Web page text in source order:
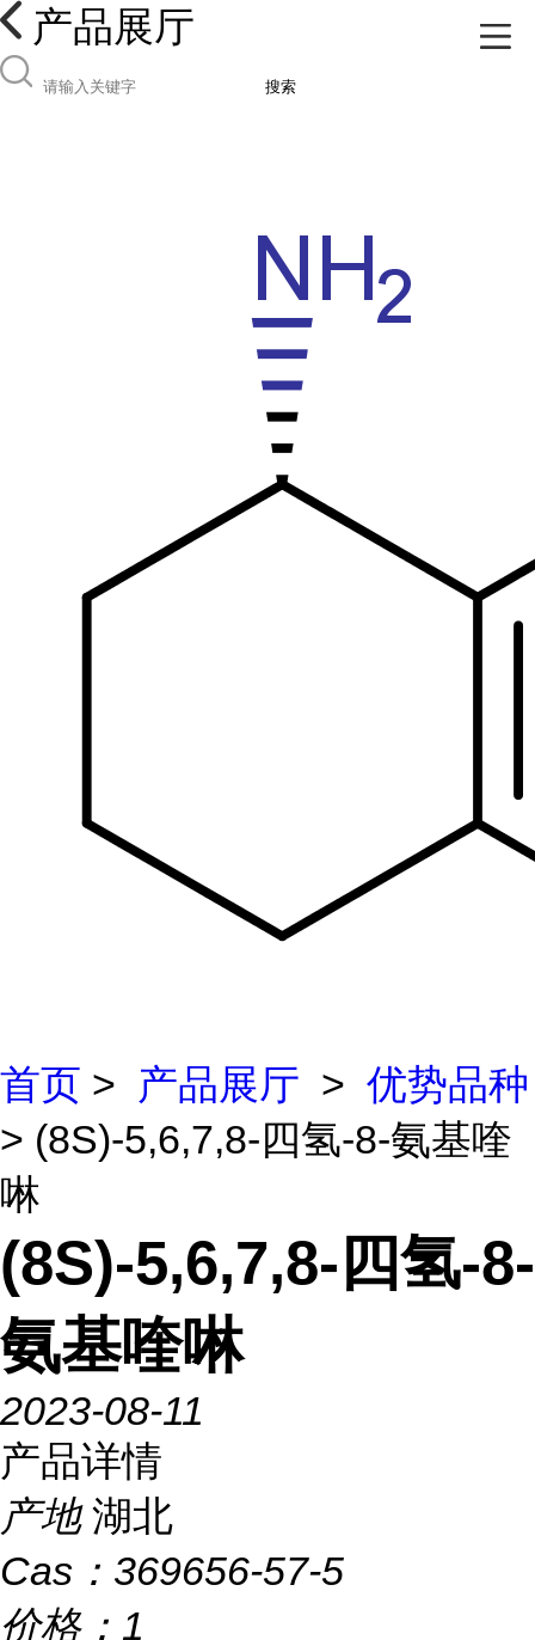
产品展厅
搜索
首页 > 产品展厅 > 优势品种
> (8S)-5,6,7,8-四氢-8-氨基喹
啉
(8S)-5,6,7,8-四氢-8-
氨基喹啉
2023-08-11
产品详情
产地 湖北
Cas： 369656-57-5
价格： 1